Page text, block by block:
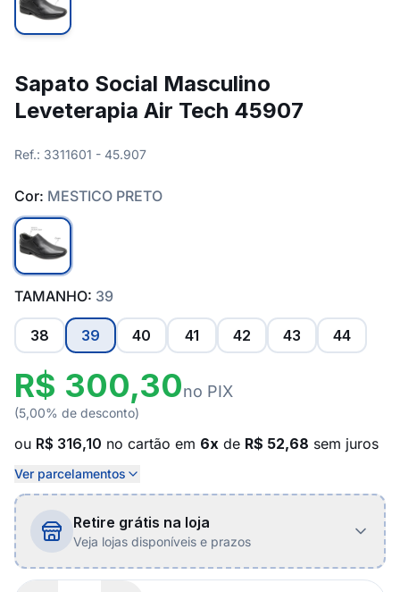
Sapato Social Masculino
Leveterapia Air Tech 45907
Ref.: 3311601 - 45.907
Cor: MESTICO PRETO
TAMANHO: 39
38 39 40 41 42 43 44
R$ 300,30no PIX
(5,00% de desconto)
ou R$ 316,10 no cartão em 6x de R$ 52,68 sem juros
Ver parcelamentos
Retire grátis na loja
Veja lojas disponíveis e prazos